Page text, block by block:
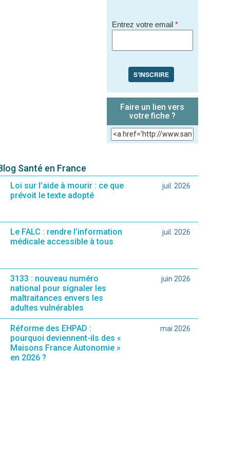
Entrez votre email *
S'INSCRIRE
Faire un lien vers
votre fiche ?
Santé en France
Loi sur l’aide à mourir : ce que
prévoit le texte adopté
juil. 2026
Le FALC : rendre l’information
médicale accessible à tous
juil. 2026
3133 : nouveau numéro
national pour signaler les
maltraitances envers les
adultes vulnérables
juin 2026
Réforme des EHPAD :
pourquoi deviennent-ils des «
Maisons France Autonomie »
en 2026 ?
mai 2026